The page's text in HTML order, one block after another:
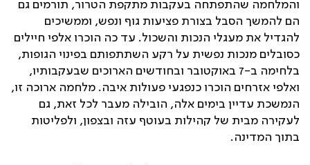
והמלחמה שהתפתחה בעקבות מתקפת הטרור, תורמים גם
הם להמשך הסבל בצורת פציעות גוף ונפש, וממשיכים
להגדיל את מעגלי הנכות והשכול. עד כה הוכרו אלפי חיילים
כסובלים מנכות נפשית על רקע השתתפותם בפינוי הגופות,
בלחימה ב-7 באוקטובר ובחודשים הארוכים שבעקבותיו,
ואלפי אזרחים הוכרו כנפגעי פעולות איבה. מלחמה ארוכה זו,
הנמשכת עדיין בימים אלה, הובילה מעבר לכל זאת, גם
לעקירה מבית של קהילות בעוטף עזה ובצפון, ולפליטות
בתוך המדינה.